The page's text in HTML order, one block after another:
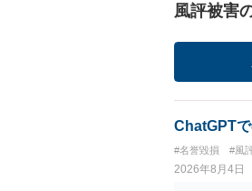
風評被害
ChatGPT
#名誉毀損 #風
2026年8月4日